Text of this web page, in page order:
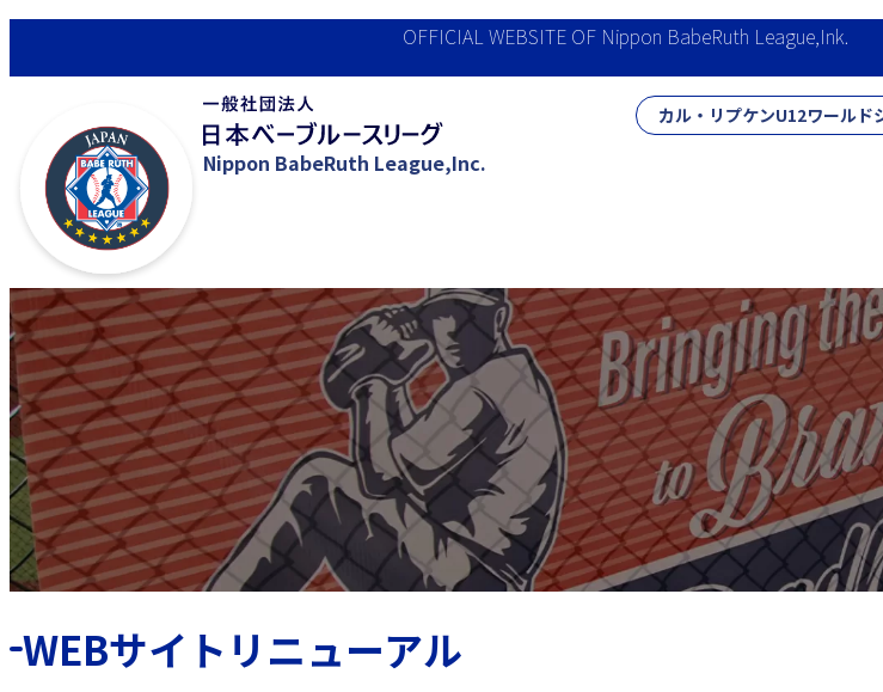
OFFICIAL WEBSITE OF Nippon BabeRuth League,Ink.
Nippon BabeRuth League,Inc.
カル・リプケンU12ワールド
WEBサイトリニューアル